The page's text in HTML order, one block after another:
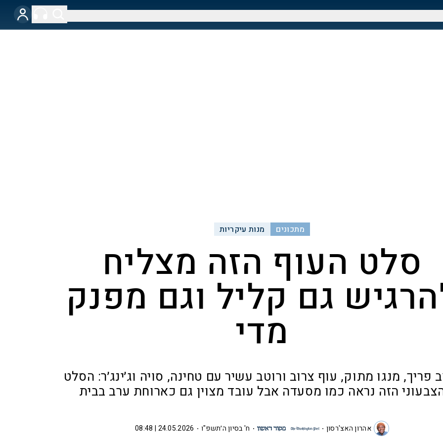
מתכונים מנות עיקריות
סלט העוף הזה מצליח
גם קליל וגם מפנק
מדי
פריך, מנגו מתוק, עוף צרוב ורוטב עשיר עם טחינה, סויה וג׳ינג׳ר: הסלט
הזה נראה כמו מסעדה אבל עובד מצוין גם כארוחת ערב בבית
אהרון האצ'רסון ח' בסיון ה׳תשפ"ו 24.05.2026 | 08:48